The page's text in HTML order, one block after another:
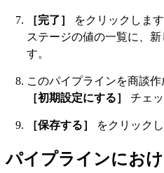
［完了］
をクリックします
ステージの値の一覧に、
す。
このパイプラインを商談
［初期設定にする］ チェ
［保存する］ をクリックし
パイプラインにお